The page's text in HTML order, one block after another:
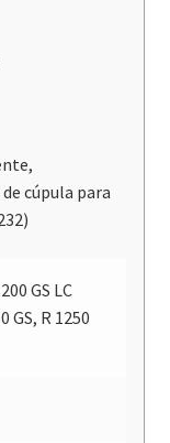
cúpula para
GS LC
GS, R 1250